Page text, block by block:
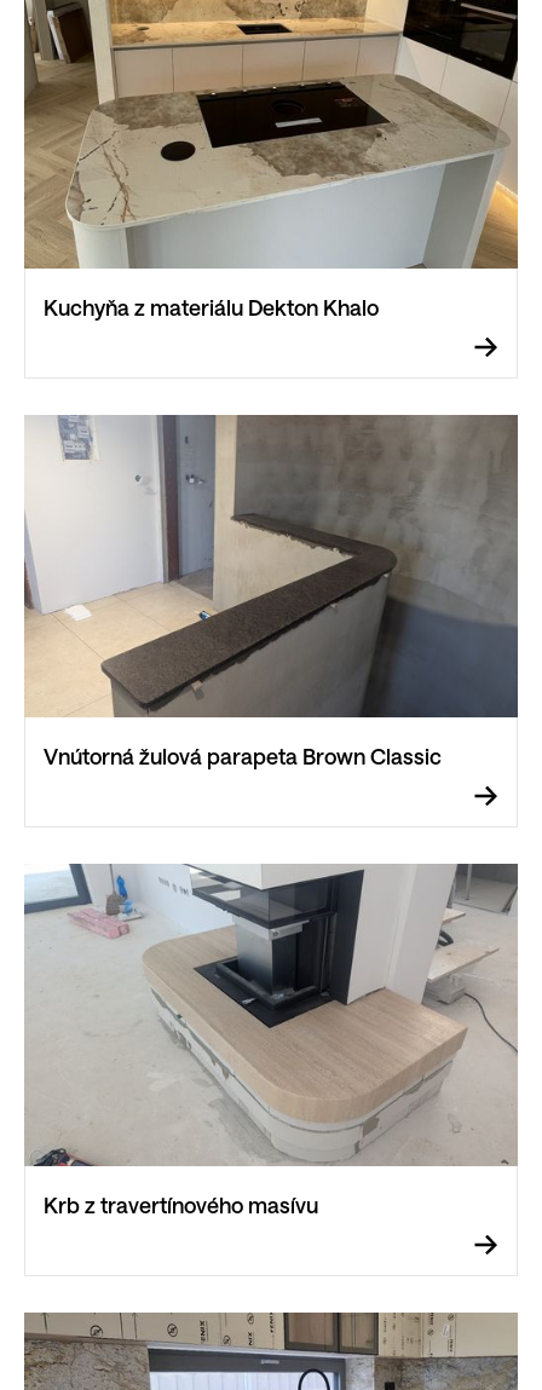
Kuchyňa z materiálu Dekton Khalo
Vnútorná žulová parapeta Brown Classic
Krb z travertínového masívu